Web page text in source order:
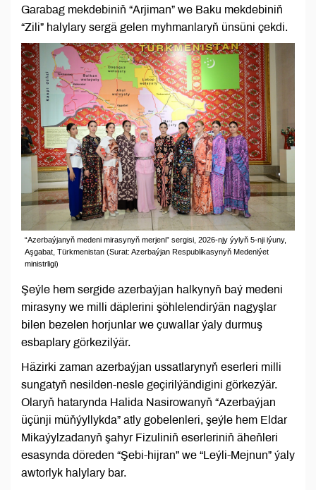
Garabag mekdebiniň “Arjiman” we Baku mekdebiniň
“Zili” halylary sergä gelen myhmanlaryň ünsüni çekdi.
“Azerbaýjanyň medeni mirasynyň merjeni” sergisi, 2026-njy ýylyň 5-nji iýuny,
Aşgabat, Türkmenistan (Surat: Azerbaýjan Respublikasynyň Medeniýet
ministrligi)
Şeýle hem sergide azerbaýjan halkynyň baý medeni
mirasyny we milli däplerini şöhlelendirýän nagyşlar
bilen bezelen horjunlar we çuwallar ýaly durmuş
esbaplary görkezilýär.
Häzirki zaman azerbaýjan ussatlarynyň eserleri milli
sungatyň nesilden-nesle geçirilýändigini görkezýär.
Olaryň hatarynda Halida Nasirowanyň “Azerbaýjan
üçünji müňýyllykda” atly gobelenleri, şeýle hem Eldar
Mikaýylzadanyň şahyr Fizuliniň eserleriniň äheňleri
esasynda döreden “Şebi-hijran” we “Leýli-Mejnun” ýaly
awtorlyk halylary bar.